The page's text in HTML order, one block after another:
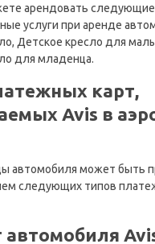
арендовать следующие
услуги при аренде
Детское кресло для
для младенца.
карт,
Avis в
автомобиля может быть
следующих типов
автомобиля